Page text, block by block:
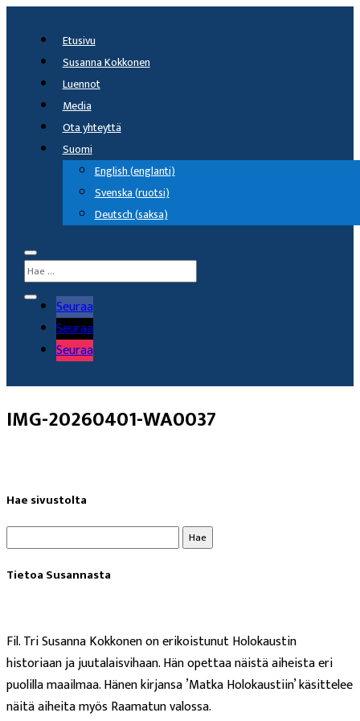
Etusivu
Susanna Kokkonen
Luennot
Media
Ota yhteyttä
Suomi
English(englanti)
Svenska(ruotsi)
Deutsch(saksa)
Seuraa
Seuraa
Seuraa
IMG-20260401-WA0037
Hae sivustolta
Tietoa Susannasta
Fil. Tri Susanna Kokkonen on erikoistunut Holokaustin
historiaan ja juutalaisvihaan. Hän opettaa näistä aiheista eri
puolilla maailmaa. Hänen kirjansa ’Matka Holokaustiin’ käsittelee
näitä aiheita myös Raamatun valossa.